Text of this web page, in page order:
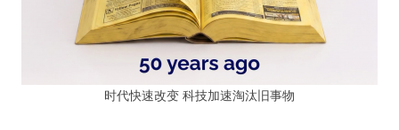
时代快速改变 科技加速淘汰旧事物